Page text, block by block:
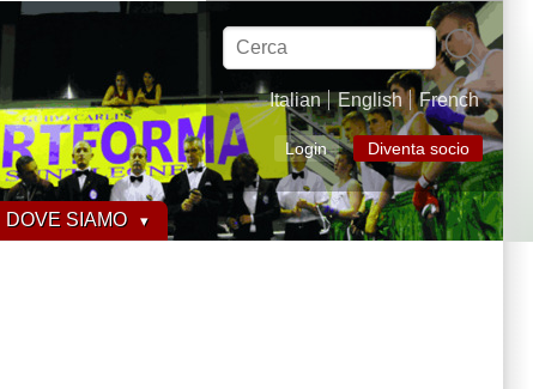
Cerca
Italian English French
Login Diventa socio
DOVE SIAMO